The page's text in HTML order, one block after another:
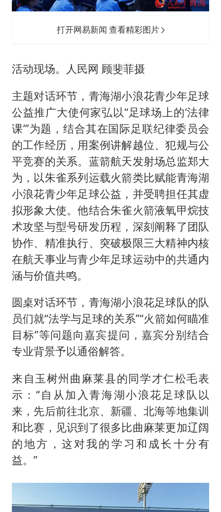
打开网易新闻 查看精彩图片
活动现场。人民网 顾斐菲摄
主题对话环节，青海湖小浪花青少年足球
公益推广大使何家弘以“足球场上的‘法律
课’”为题，结合其在国际足联纪律委员会
的工作经历，用案例讲解越位、犯规与公
平竞赛的关系。蓝箭航天发射场总监郑大
为，以朱雀系列运载火箭类比赋能青海湖
小浪花青少年足球公益，并受聘担任其虚
拟形象大使。他结合朱雀火箭液氧甲烷技
术攻坚与型号研发历程，深刻阐释了团队
协作、精准执行、突破极限三大精神内核
在航天事业与青少年足球运动中的共通内
涵与价值共鸣。
圆桌对话环节，青海湖小浪花足球队的队
员们就“法学与足球的关系”“火箭如何瞄准
目标”等问题向嘉宾提问，嘉宾分别结合
专业背景予以通俗解答。
来自玉树州曲麻莱县的同学才仁松毛表
示：“自从加入青海湖小浪花足球队以
来，先后前往北京、新疆、北海等地集训
和比赛，见识到了很多比曲麻莱更加辽阔
的地方，这对我的学习和成长十分有
益。”